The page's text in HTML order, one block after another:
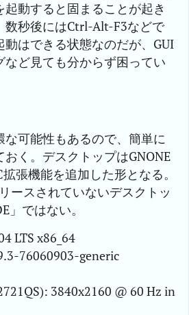
動すると固まることが起き
数秒後にはCtrl-Alt-F3などで
はできる状態なのだが、GUI
ど見ても分からず困ってい
な可能性もあるので、簡単に
く。デスクトップはGNONE
張機能を追加した形となる。
ースされていないデスクトッ
」ではない。
LTS x86_64
76060903-generic
3840x2160 @ 60 Hz in